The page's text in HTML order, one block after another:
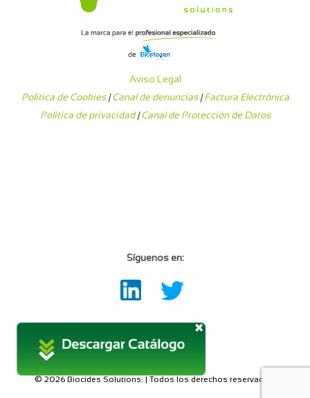
Aviso Legal
Política de Cookies|Canal de denuncias|Factura Electrónica
Política de privacidad|Canal de Protección de Datos
Síguenos en:
© 2026 Biocides Solutions. | Todos los derechos reservados.